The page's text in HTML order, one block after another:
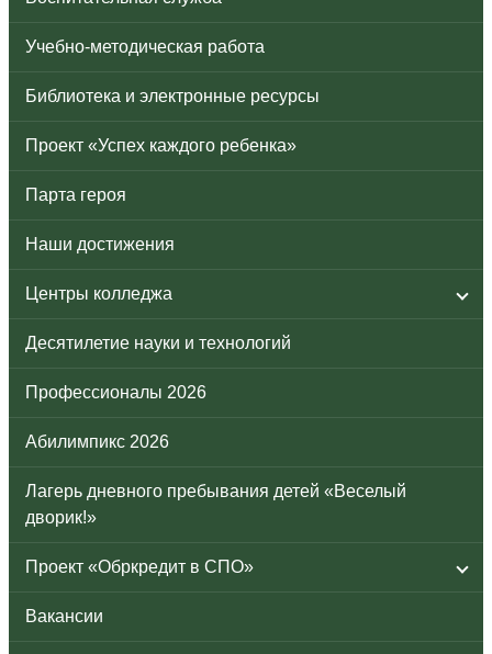
Учебно-методическая работа
Библиотека и электронные ресурсы
Проект «Успех каждого ребенка»
Парта героя
Наши достижения
Центры колледжа
Десятилетие науки и технологий
Профессионалы 2026
Абилимпикс 2026
Лагерь дневного пребывания детей «Веселый
дворик!»
Проект «Обркредит в СПО»
Вакансии